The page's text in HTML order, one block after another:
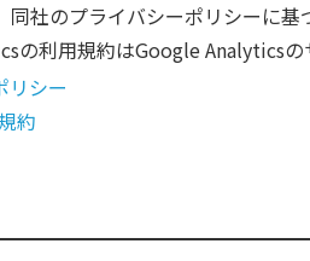
同社のプライバシーポリシーに
の利用規約はGoogle Analyticsの
リシー
約